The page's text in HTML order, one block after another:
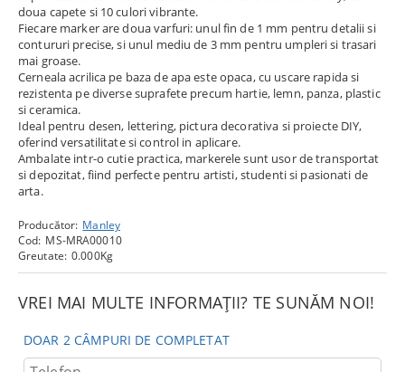
doua capete si 10 culori vibrante.
Fiecare marker are doua varfuri: unul fin de 1 mm pentru detalii si
contururi precise, si unul mediu de 3 mm pentru umpleri si trasari
mai groase.
Cerneala acrilica pe baza de apa este opaca, cu uscare rapida si
rezistenta pe diverse suprafete precum hartie, lemn, panza, plastic
si ceramica.
Ideal pentru desen, lettering, pictura decorativa si proiecte DIY,
oferind versatilitate si control in aplicare.
Ambalate intr-o cutie practica, markerele sunt usor de transportat
si depozitat, fiind perfecte pentru artisti, studenti si pasionati de
arta.
Producător: Manley
Cod: MS-MRA00010
Greutate: 0.000Kg
VREI MAI MULTE INFORMAȚII? TE SUNĂM NOI!
DOAR 2 CÂMPURI DE COMPLETAT